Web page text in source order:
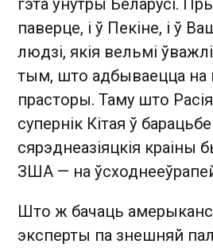
паверце, і ў Пекіне, і ў
людзі, якія вельмі
тым, што адбываецца на
прасторы. Таму што
супернік Кітая ў
сярэднеазіяцкія краіны
ЗША — на
Што ж бачаць
эксперты па знешняй